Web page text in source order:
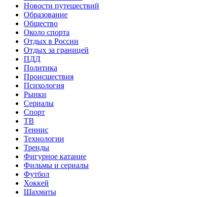
Новости путешествий
Образование
Общество
Около спорта
Отдых в России
Отдых за границей
ПДД
Политика
Происшествия
Психология
Рынки
Сериалы
Спорт
ТВ
Теннис
Технологии
Тренды
Фигурное катание
Фильмы и сериалы
Футбол
Хоккей
Шахматы